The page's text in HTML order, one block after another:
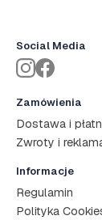
Zamówienia
Dostawa i
Zwroty i
Informacje
Regulamin
Polityka
Social Media